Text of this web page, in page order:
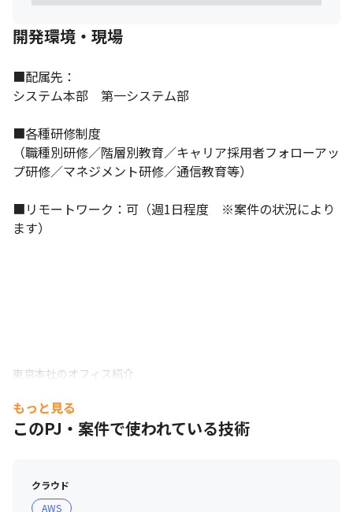
開発環境・現場
■配属先：
システム本部　第一システム部
■各種研修制度
（職種別研修／階層別教育／キャリア採用者フォローアッ
プ研修／マネジメント研修／通信教育等）
■リモートワーク：可（週1日程度　※案件の状況により
ます）
東京本社のオフィス紹介
もっと見る
このPJ・案件で使われている技術
クラウド
AWS